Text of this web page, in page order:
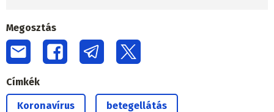
Megosztás
Címkék
Koronavírus betegellátás